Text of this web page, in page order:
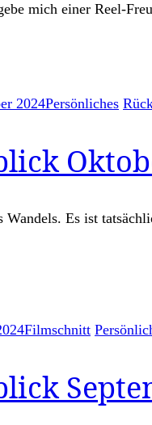
mich einer Reel-
2024Persönliches
Es ist
Filmschnitt